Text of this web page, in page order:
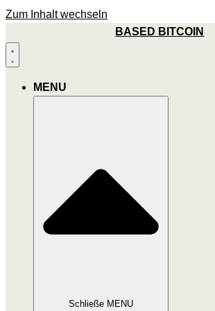
Zum Inhalt wechseln
BASED BITCOIN
MENU
Schließe MENU